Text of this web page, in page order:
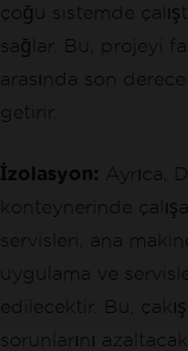
çoğu sistemde
sağlar. Bu, projeyi
arasında son
getirir.
İzolasyon:
Ayrıca,
konteynerinde
servisleri, ana
uygulama ve
edilecektir. Bu,
sorunlarını